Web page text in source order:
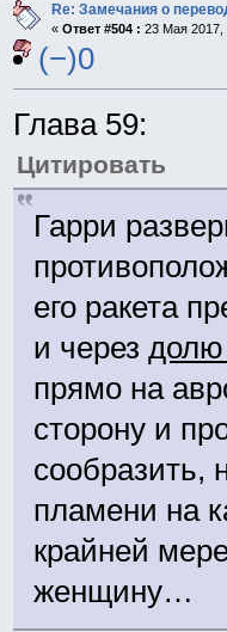
Re: Замечания о
« Ответ #504 : 23 Мая 2017,
(−)0
Глава 59:
Цитировать
Гарри
его ракета
и черездолю
прямо на
сторону и
сообразить,
пламени на
крайней
женщину…